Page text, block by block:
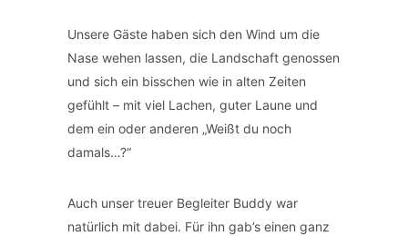
Unsere Gäste haben sich den Wind um die
Nase wehen lassen, die Landschaft genossen
und sich ein bisschen wie in alten Zeiten
gefühlt – mit viel Lachen, guter Laune und
dem ein oder anderen „Weißt du noch
damals…?“
Auch unser treuer Begleiter Buddy war
natürlich mit dabei. Für ihn gab’s einen ganz